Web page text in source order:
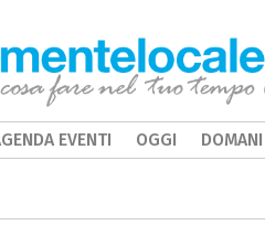
EVENTI OGGI DOMANI